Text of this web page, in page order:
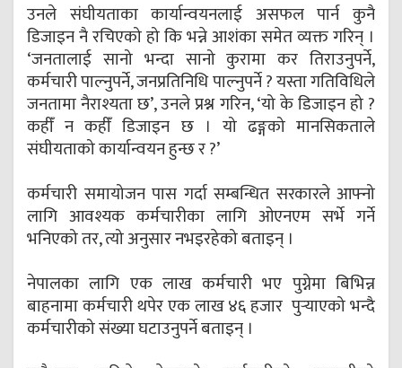
उनले संघीयताका कार्यान्वयनलाई असफल पार्न कुनै
डिजाइन नै रचिएको हो कि भन्ने आशंका समेत व्यक्त गरिन् ।
‘जनतालाई सानो भन्दा सानो कुरामा कर तिराउनुपर्ने,
कर्मचारी पाल्नुपर्ने, जनप्रतिनिधि पाल्नुपर्ने ? यस्ता गतिविधिले
जनतामा नैराश्यता छ’, उनले प्रश्न गरिन, ‘यो के डिजाइन हो ?
कहीँ न कहीँ डिजाइन छ । यो ढङ्गको मानसिकताले
संघीयताको कार्यान्वयन हुन्छ र ?’
कर्मचारी समायोजन पास गर्दा सम्बन्धित सरकारले आफ्नो
लागि आवश्यक कर्मचारीका लागि ओएनएम सर्भे गर्ने
भनिएको तर, त्यो अनुसार नभइरहेको बताइन् ।
नेपालका लागि एक लाख कर्मचारी भए पुग्नेमा बिभिन्न
बाहनामा कर्मचारी थपेर एक लाख ४६ हजार पुर्‍याएको भन्दै
कर्मचारीको संख्या घटाउनुपर्ने बताइन् ।